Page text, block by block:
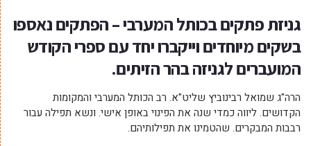
גניזת פתקים בכותל המערבי – הפתקים נאספו
בשקים מיוחדים וייקברו יחד עם ספרי הקודש
המועברים לגניזה בהר הזיתים.
הרה"ג שמואל רבינוביץ שליט"א. רב הכותל המערבי והמקומות
הקדושים. ליווה כמדי שנה את הפינוי באופן אישי. ונשא תפילה עבור
רבבות המבקרים. שהטמינו את תפילותיהם.